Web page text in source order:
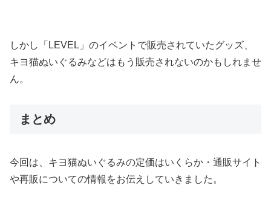
しかし「LEVEL」のイベントで販売されていたグッズ、
キヨ猫ぬいぐるみなどはもう販売されないのかもしれませ
ん。
まとめ
今回は、キヨ猫ぬいぐるみの定価はいくらか・通販サイト
や再販についての情報をお伝えしていきました。